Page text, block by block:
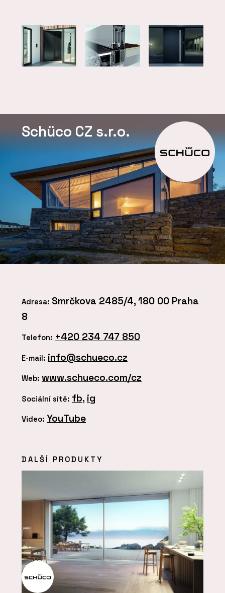
Schüco CZ s.r.o.
Adresa: Smrčkova 2485/4, 180 00 Praha
8
Telefon: +420 234 747 850
E-mail: info@schueco.cz
Web: www.schueco.com/cz
Sociální sítě: fb, ig
Video: YouTube
DALŠÍ PRODUKTY